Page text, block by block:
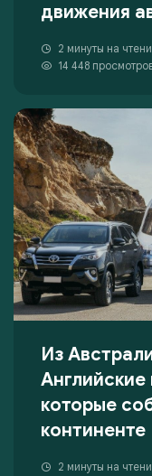
движения
2 минуты на
14 448
Из
Английские
которые
континенте
2 минуты на